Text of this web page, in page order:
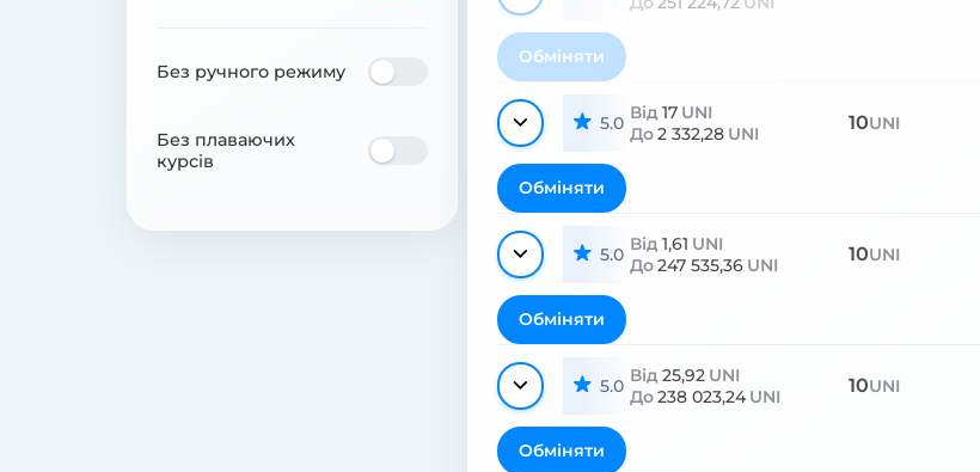
Без ручного режиму
Без плаваючих
курсів
Обміняти
5.0 Від 17 UNI
До2 332,28 UNI 10UNI
Обміняти
5.0 Від 1,61 UNI
До247 535,36 UNI 10UNI
Обміняти
5.0 Від 25,92 UNI
До238 023,24 UNI 10UNI
Обміняти